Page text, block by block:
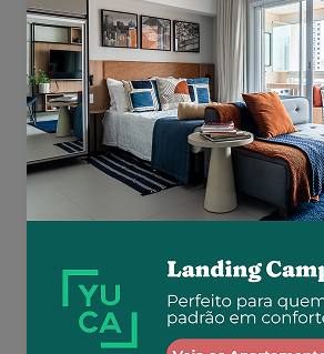
Aluguel R$ 1.777
Total R$ 2.843
Similar a sua busca
Em breve